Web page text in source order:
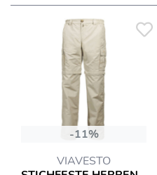
-11%
VIAVESTO